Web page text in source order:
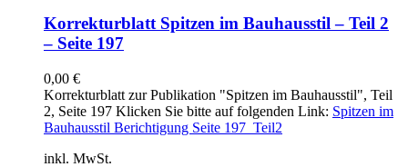
Korrekturblatt Spitzen im Bauhausstil – Teil 2
– Seite 197
0,00 €
Korrekturblatt zur Publikation "Spitzen im Bauhausstil", Teil
2, Seite 197 Klicken Sie bitte auf folgenden Link: Spitzen im
Bauhausstil Berichtigung Seite 197_Teil2
inkl. MwSt.